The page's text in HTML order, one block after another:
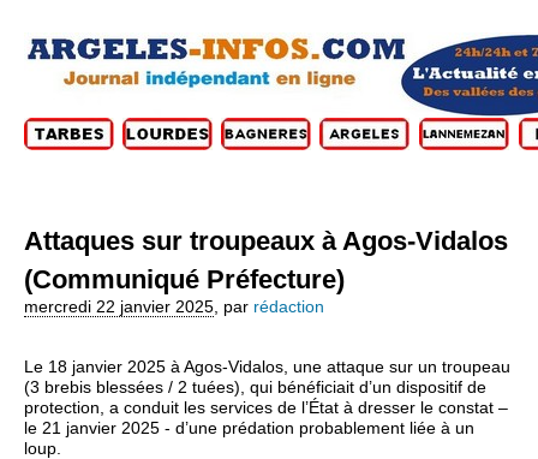
Attaques sur troupeaux à Agos-Vidalos
(Communiqué Préfecture)
mercredi 22 janvier 2025 par rédaction
Le 18 janvier 2025 à Agos-Vidalos, une attaque sur un troupeau
(3 brebis blessées / 2 tuées), qui bénéficiait d’un dispositif de
protection, a conduit les services de l’État à dresser le constat –
le 21 janvier 2025 - d’une prédation probablement liée à un
loup.